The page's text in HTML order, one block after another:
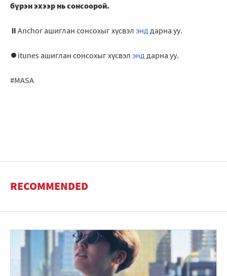
бүрэн эхээр нь сонсоорой.
⏸Anchor ашиглан сонсохыг хүсвэл энддарна уу.
⏺itunes ашиглан сонсохыг хүсвэл энддарна уу.
#MASA
RECOMMENDED